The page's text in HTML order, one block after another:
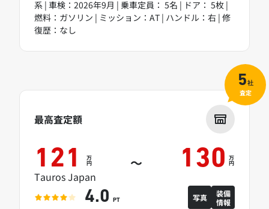
系 | 車検：2026年9月 | 乗車定員： 5名 | ドア： 5枚 |
燃料：ガソリン | ミッション：AT | ハンドル：右 | 修
復歴：なし
最高査定額
121 万
円 ～ 130 万
円
Tauros Japan
4.0 PT 写真
装備
情報
5社
査定